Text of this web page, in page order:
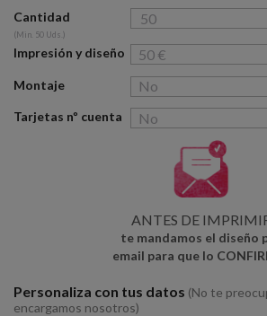
Cantidad
(Min. 50 Uds.)
Impresión y diseño
Montaje
Tarjetas nº cuenta
ANTES DE
te mandamos el diseño
email para que lo
Personaliza con tus datos (No te
encargamos nosotros)